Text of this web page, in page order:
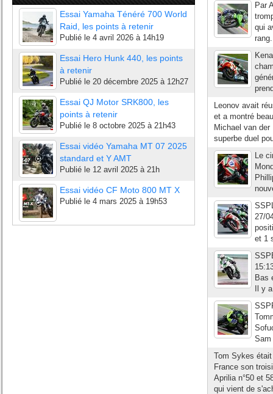
Essai Yamaha Ténéré 700 World
Raid, les points à retenir
Publié le 4 avril 2026 à 14h19
Essai Hero Hunk 440, les points
à retenir
Publié le 20 décembre 2025 à 12h27
Essai QJ Motor SRK800, les
points à retenir
Publié le 8 octobre 2025 à 21h43
Essai vidéo Yamaha MT 07 2025
standard et Y AMT
Publié le 12 avril 2025 à 21h
Essai vidéo CF Moto 800 MT X
Publié le 4 mars 2025 à 19h53
Par
qui
Leonov avait
et a montré
Michael van
superbe duel
Le
27/
et 1
Bas
Il y
Sam
Tom Sykes
France son
Aprilia n°50 et
qui vient de